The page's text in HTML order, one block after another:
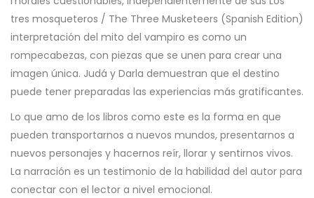
tres mosqueteros / The Three Musketeers (Spanish Edition)
interpretación del mito del vampiro es como un
rompecabezas, con piezas que se unen para crear una
imagen única. Judá y Darla demuestran que el destino
puede tener preparadas las experiencias más gratificantes.
Lo que amo de los libros como este es la forma en que
pueden transportarnos a nuevos mundos, presentarnos a
nuevos personajes y hacernos reír, llorar y sentirnos vivos.
La narración es un testimonio de la habilidad del autor para
conectar con el lector a nivel emocional.